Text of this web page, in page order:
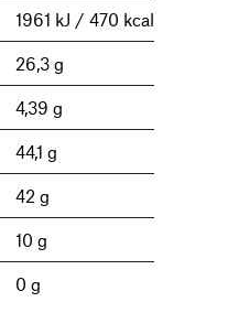
1961 kJ / 470 kcal
26,3 g
4,39 g
44,1 g
42 g
10 g
0 g